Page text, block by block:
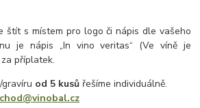
štít s místem pro logo či nápis dle vašeho
je nápis „In vino veritas“ (Ve víně je
příplatek.
od 5 kusů řešíme individuálně.